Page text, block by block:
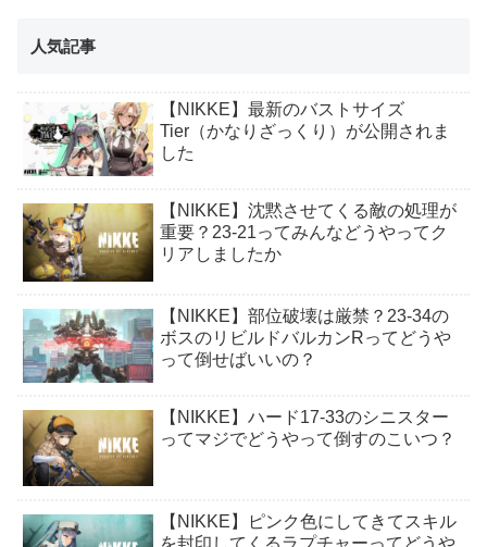
人気記事
【NIKKE】最新のバストサイズ
Tier（かなりざっくり）が公開されま
した
【NIKKE】沈黙させてくる敵の処理が
重要？23-21ってみんなどうやってク
リアしましたか
【NIKKE】部位破壊は厳禁？23-34の
ボスのリビルドバルカンRってどうや
って倒せばいいの？
【NIKKE】ハード17-33のシニスター
ってマジでどうやって倒すのこいつ？
【NIKKE】ピンク色にしてきてスキル
を封印してくるラプチャーってどうや